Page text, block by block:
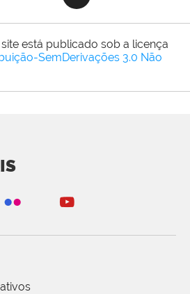
está publicado sob a licença
SemDerivações 3.0 Não